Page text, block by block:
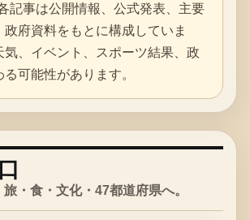
記事は公開情報、公式発表、主要
政府資料をもとに構成していま
気、イベント、スポーツ結果、政
可能性があります。
・食・文化・47都道府県へ。